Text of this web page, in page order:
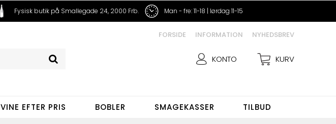
Fysisk butik på Smallegade 24, 2000 Frb. Man - fre: 11-18 | lørdag 11-15
KONTO KURV
FORSIDE INFORMATION NYHEDSBREV
VINE EFTER PRIS BOBLER SMAGEKASSER TILBUD